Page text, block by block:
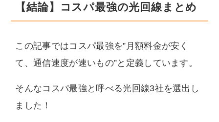
【結論】コスパ最強の光回線まとめ
この記事ではコスパ最強を”月額料金が安く
て、通信速度が速いもの”と定義しています。
そんなコスパ最強と呼べる光回線3社を選出し
ました！